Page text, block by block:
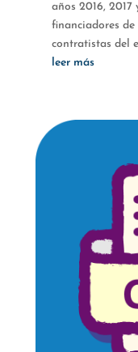
años 2016, 2017
financiadores
contratistas del
leer más